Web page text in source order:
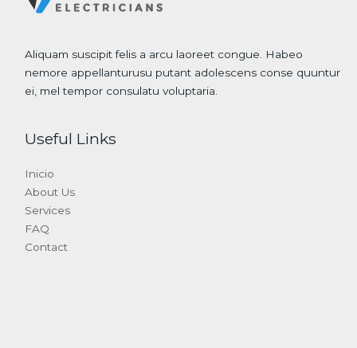
Aliquam suscipit felis a arcu laoreet congue. Habeo
nemore appellanturusu putant adolescens conse quuntur
ei, mel tempor consulatu voluptaria.
Useful Links
Inicio
About Us
Services
FAQ
Contact